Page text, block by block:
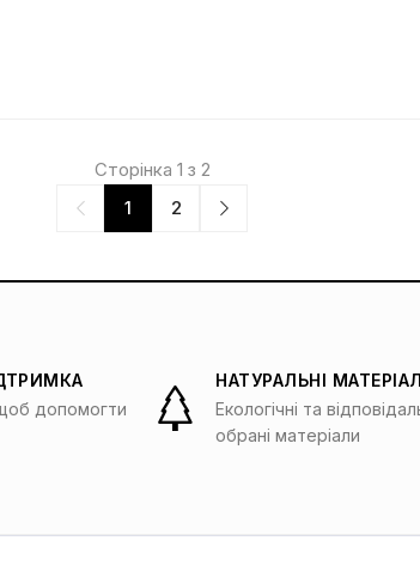
Сторінка 1 з 2
1
2
допомогти
НАТУРАЛЬНІ
Екологічні та
обрані матеріали